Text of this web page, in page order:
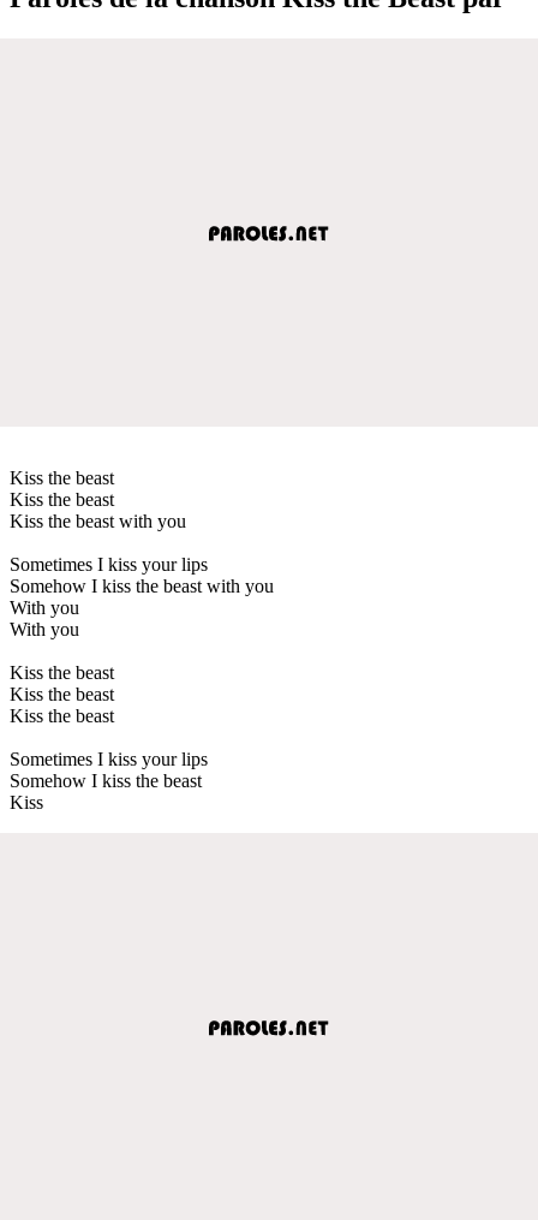
Kiss the beast
Kiss the beast
Kiss the beast with you
Sometimes I kiss your lips
Somehow I kiss the beast with you
With you
With you
Kiss the beast
Kiss the beast
Kiss the beast
Sometimes I kiss your lips
Somehow I kiss the beast
Kiss